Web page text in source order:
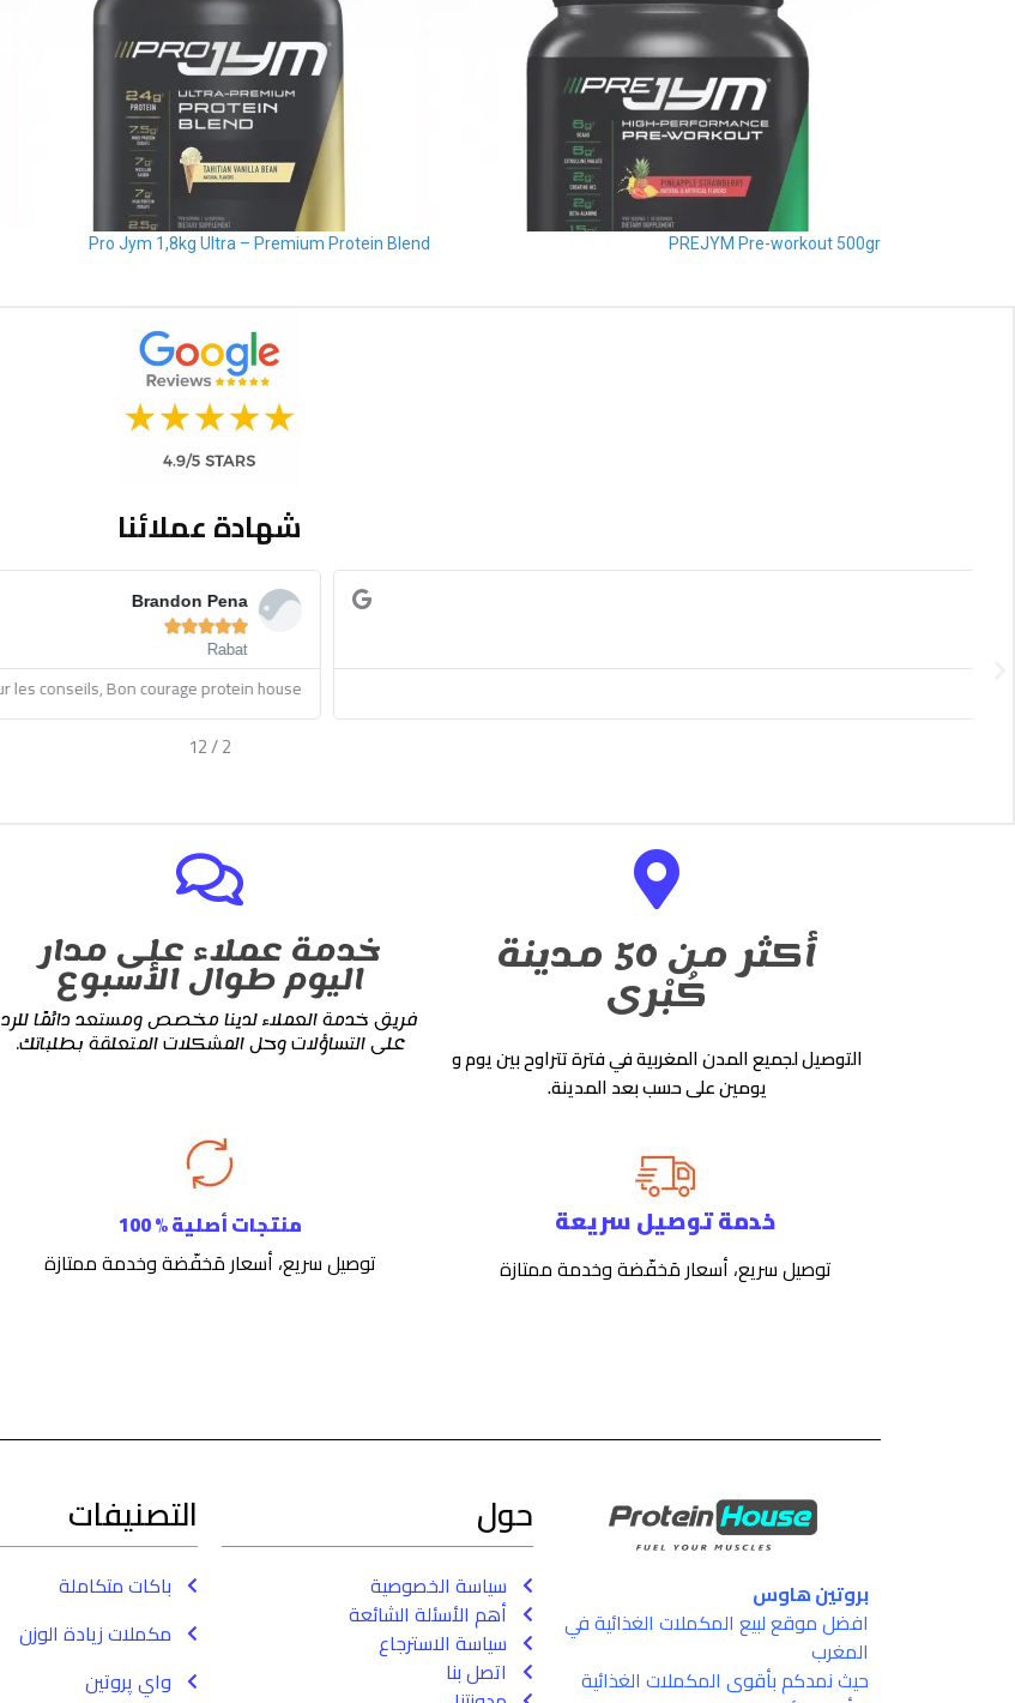
PREJYM Pre-workout 500gr
Pro Jym 1,8kg Ultra – Premium Protein Blend
شهادة عملائنا
Meilleurs site protéines au maroc, meilleure qualité , les derniers produits, tjrs dispo pour les conseils, Bon courage protein house
2
/
12
Previous
أكثر من 50 مدينة
كُبْرى
التوصيل لجميع المدن المغربية في فترة تتراوح بين يوم و
يومين على حسب بعد المدينة.
خدمة عملاء على مدار
اليوم طوال الأسبوع
فريق خدمة العملاء لدينا مخصص ومستعد دائمًا للرد
على التساؤلات وحل المشكلات المتعلقة بطلباتك.
خدمة توصيل سريعة
توصيل سريع، أسعار مَخفّضة وخدمة ممتازة
منتجات أصلية % 100
توصيل سريع، أسعار مَخفّضة وخدمة ممتازة
بروتين هاوس
افضل موقع لبيع المكملات الغذائية في
المغرب
حيث نمدكم بأقوى المكملات الغذائية
حول
سياسة الخصوصية
أهم الأسئلة الشائعة
سياسة الاسترجاع
اتصل بنا
التصنيفات
باكات متكاملة
مكملات زيادة الوزن
واي پروتين